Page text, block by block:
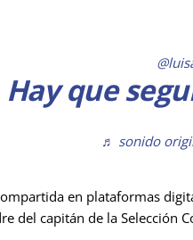
Hay que
♬ sonido
en plataformas
del capitán de la Selección